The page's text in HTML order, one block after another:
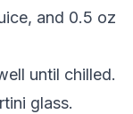
and 0.5 oz
until chilled.
glass.